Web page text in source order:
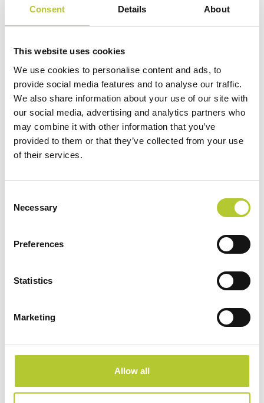
Consent Details About
This website uses cookies
We use cookies to personalise content and ads, to
provide social media features and to analyse our traffic.
We also share information about your use of our site with
our social media, advertising and analytics partners who
may combine it with other information that you’ve
provided to them or that they’ve collected from your use
of their services.
Selection
Necessary
Preferences
Statistics
Marketing
Allow all
tonalità perfetta per il tuo stile, mentre la qualità dei
materiali garantisce che il tuo investimento duri nel
La rete diMaestri Serramentisti qualificati DOMAL
Calabria è sinonimo di un servizio di alta qualità, dal primo
contatto in poi. Ogni progetto viene seguito con attenzione,
assicurando che ciascun dettaglio sia curato al meglio per
soddisfare le tue aspettative.
Infissi come
finestre eporte di questa azienda
produttrice di serramenti in alluminio possono migliorare
il comfort della tua casa.
sono ideali per chi cerca stile e performance in tutta Italia.
alluminio in Calabria significa investire in qualità,
Con DOMAL, ogni
dettaglio della tua casa viene valorizzato, offrendo
soluzioni che migliorano l’estetica e contribuiscono anche
faq
Quanti sono i Maestri Serramentisti
DOMAL in Calabria?